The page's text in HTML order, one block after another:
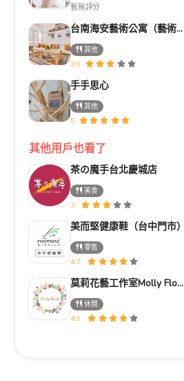
暫無評分
台南海安藝術公寓（藝術公寓民宿）
其他
3.9
手手思心
其他
5
其他用戶也看了
茶の魔手台北慶城店
美食
3
美而堅健康鞋（台中門市）
零售
4.7
莫莉花藝工作室Molly Florist
休閒
4.9